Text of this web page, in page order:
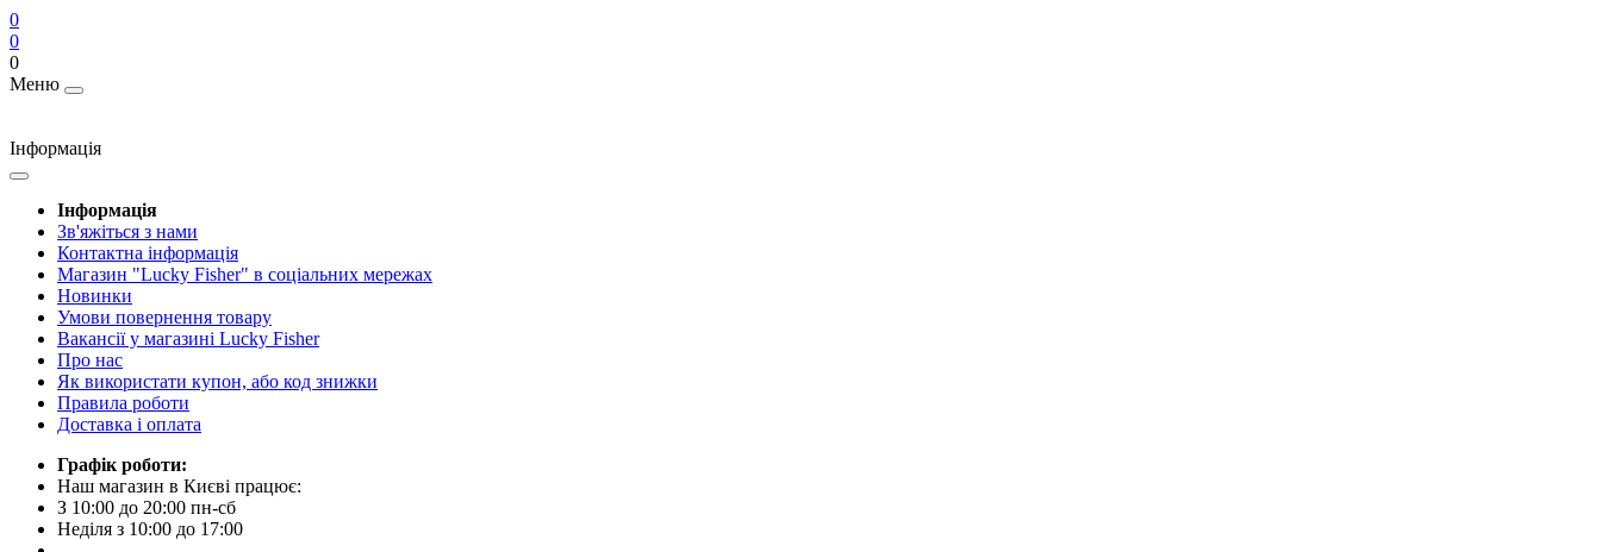
0
0
0
Меню
Інформація
Інформація
Зв'яжіться з нами
Контактна інформація
Магазин "Lucky Fisher" в соціальних мережах
Новинки
Умови повернення товару
Вакансії у магазині Lucky Fisher
Про нас
Як використати купон, або код знижки
Правила роботи
Доставка і оплата
Графік роботи:
Наш магазин в Києві працює:
З 10:00 до 20:00 пн-сб
Неділя з 10:00 до 17:00